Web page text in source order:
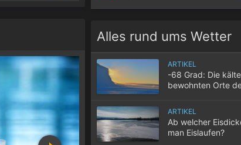
Alles rund ums Wetter
ARTIKEL
-68 Grad: Die
bewohnten Orte
ARTIKEL
Ab welcher
man Eislaufen?